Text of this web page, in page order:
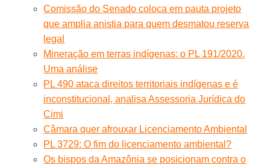
Comissão do Senado coloca em pauta projeto
que amplia anistia para quem desmatou reserva
legal
Mineração em terras indígenas: o PL 191/2020.
Uma análise
PL 490 ataca direitos territoriais indígenas e é
inconstitucional, analisa Assessoria Jurídica do
Cimi
Câmara quer afrouxar Licenciamento Ambiental
PL 3729: O fim do licenciamento ambiental?
Os bispos da Amazônia se posicionam contra o